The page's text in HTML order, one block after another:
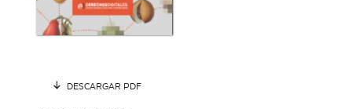
DESCARGAR PDF